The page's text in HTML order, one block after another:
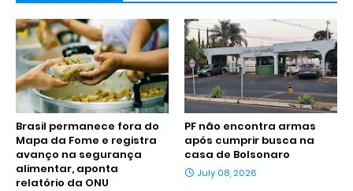
Brasil permanece fora do
Mapa da Fome e registra
avanço na segurança
alimentar, aponta
relatório da ONU
PF não encontra armas
após cumprir busca na
casa de Bolsonaro
July 08, 2026